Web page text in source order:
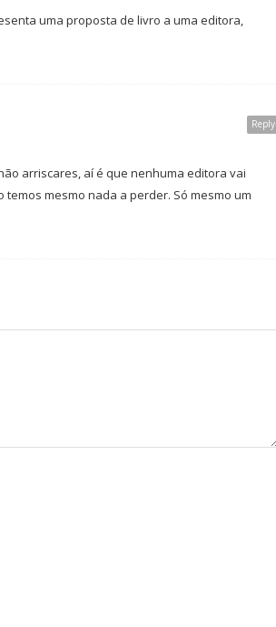
uma proposta de livro a uma editora,
Reply
arriscares, aí é que nenhuma editora vai
mesmo nada a perder. Só mesmo um